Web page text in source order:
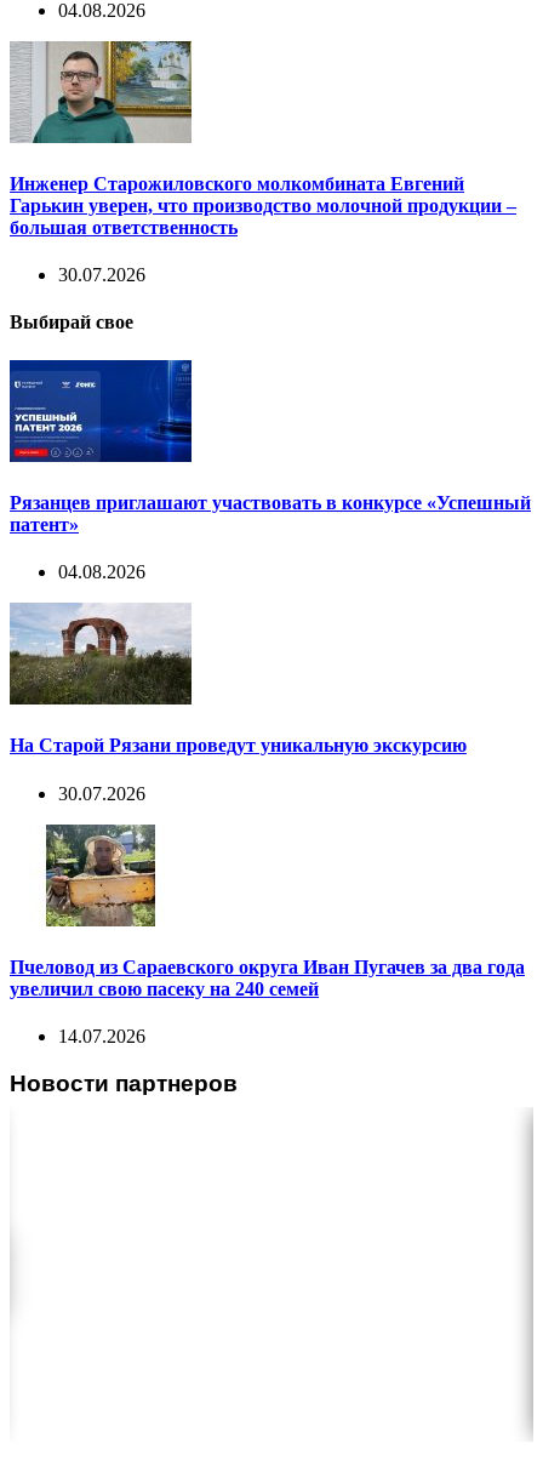
04.08.2026
Инженер Старожиловского молкомбината Евгений
Гарькин уверен, что производство молочной продукции –
большая ответственность
30.07.2026
Выбирай свое
Рязанцев приглашают участвовать в конкурсе «Успешный
патент»
04.08.2026
На Старой Рязани проведут уникальную экскурсию
30.07.2026
Пчеловод из Сараевского округа Иван Пугачев за два года
увеличил свою пасеку на 240 семей
14.07.2026
Новости партнеров